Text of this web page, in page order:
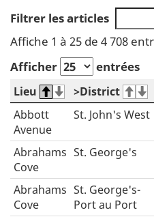
Filtrer les articles
Affiche 1 à 25 de 4 708
Afficher
entrées
Lieu >District
Abbott
Avenue
St. John's West
Abrahams
Cove
St. George's
Abrahams
Cove
St. George's-
Port au Port